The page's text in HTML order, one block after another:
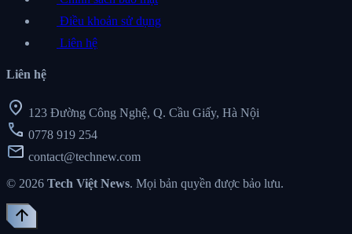
Điều khoản sử dụng
Liên hệ
Liên hệ
location_on 123 Đường Công Nghệ, Q. Cầu Giấy, Hà Nội
call 0778 919 254
mail contact@technew.com
© 2026 Tech Việt News. Mọi bản quyền được bảo lưu.
arrow_upward